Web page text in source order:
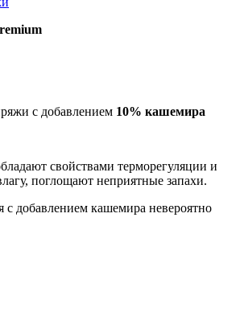
с добавлением 10% кашемира
свойствами терморегуляции и
поглощают неприятные запахи.
с добавлением кашемира невероятно